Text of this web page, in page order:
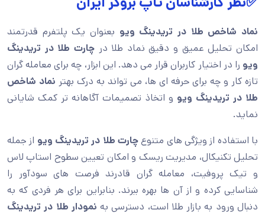
نماد شاخص طلا در تریدینگ ویو بعنوان یک پلتفرم قدرتمند
امکان تحلیل عمیق و دقیق نماد طلا درچارت طلا در تریدینگ
ویو را در اختیار کاربران قرار می دهد. این ابزار، چه برای معامله گران
تازه کار و چه برای حرفه ای ها، می تواند به درک بهتر نماد شاخص
طلا در تریدینگ ویو و اتخاذ تصمیمات آگاهانه تر کمک شایانی
نماید.
با استفاده از ویژگی های متنوعچارت طلا در تریدینگ ویو از جمله
تحلیل تکنیکال، مدیریت ریسک و امکان تعیین سطوح استاپ لاس
و تیک پروفیت، معامله گران قادرند فرصت های سودآور را
شناسایی کرده و از آن ها بهره ببرند. بنابراین برای هر فردی که به
دنبال ورود به بازار طلا است، دسترسی به نمودار طلا در تریدینگ